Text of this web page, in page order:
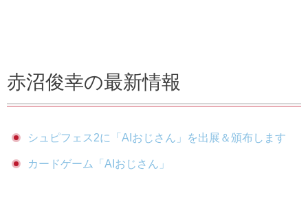
赤沼俊幸の最新情報
シュピフェス2に「AIおじさん」を出展＆頒布します
カードゲーム「AIおじさん」